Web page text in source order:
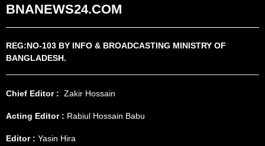
BNANEWS24.COM
REG:NO-103 BY INFO & BROADCASTING MINISTRY OF
BANGLADESH.
Chief Editor : Zakir Hossain
Acting Editor : Rabiul Hossain Babu
Editor : Yasin Hira